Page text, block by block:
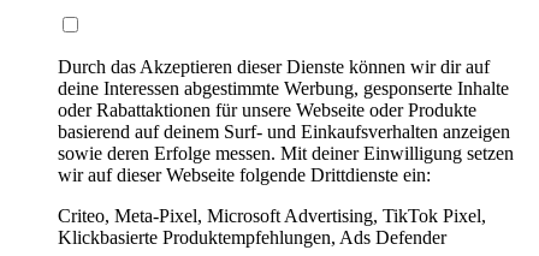
Durch das Akzeptieren dieser Dienste können wir dir auf
deine Interessen abgestimmte Werbung, gesponserte Inhalte
oder Rabattaktionen für unsere Webseite oder Produkte
basierend auf deinem Surf- und Einkaufsverhalten anzeigen
sowie deren Erfolge messen. Mit deiner Einwilligung setzen
wir auf dieser Webseite folgende Drittdienste ein:
Criteo, Meta-Pixel, Microsoft Advertising, TikTok Pixel,
Klickbasierte Produktempfehlungen, Ads Defender